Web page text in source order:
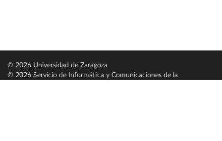
© 2026 Universidad de Zaragoza
© 2026 Servicio de Informática y Comunicaciones de la